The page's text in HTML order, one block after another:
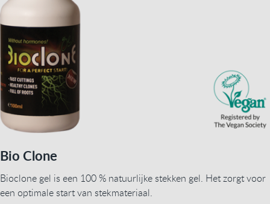
Bio Clone
Bioclone gel is een 100 % natuurlijke stekken gel. Het zorgt voor
een optimale start van stekmateriaal.